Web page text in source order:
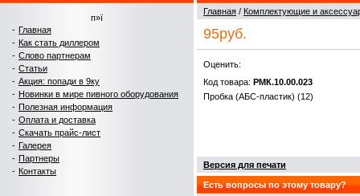
п»ї
- Главная
- Как стать диллером
- Слово партнерам
- Статьи
- Акция: попади в 9ку
- Новинки в мире пивного оборудования
- Полезная информация
- Оплата и доставка
- Скачать прайс-лист
- Галерея
- Партнеры
- Контакты
Главная / Комплектующие и
95руб.
Оценить:
Код товара: РМК.10.00.023
Пробка (АБС-пластик) (12)
Версия для печати
Есть вопросы по этому товару?